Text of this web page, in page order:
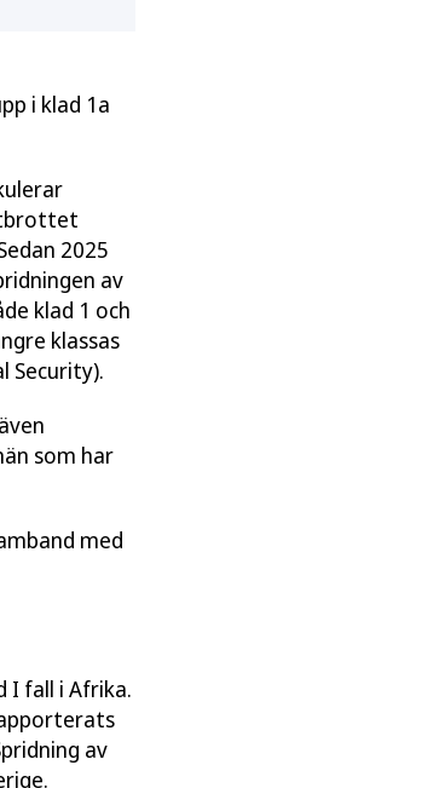
i klad 1a
2025
av
klad 1 och
klassas
Security).
som har
med
I fall i Afrika.
av